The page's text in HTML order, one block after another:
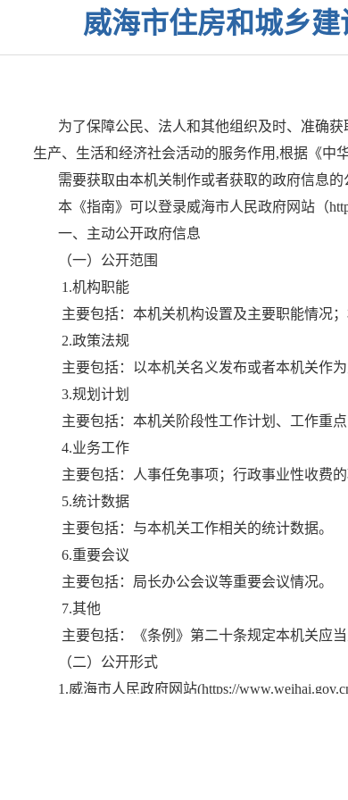
威海市住房和城乡
为了保障公民、法人和其他组织及时、准确获
生产、生活和经济社会活动的服务作用 ,根据《中
需要获取由本机关制作或者获取的政府信息
本《指南》可以登录威海市人民政府网站（
一、主动公开政府信息
（一）公开范围
1.机构职能
主要包括：本机关机构设置及主要职能情况
2.政策法规
主要包括：以本机关名义发布或者本机关作
3.规划计划
主要包括：本机关阶段性工作计划、工作重点
4.业务工作
主要包括：人事任免事项；行政事业性收费
5.统计数据
主要包括：与本机关工作相关的统计数据。
6.重要会议
主要包括：局长办公会议等重要会议情况。
7.其他
主要包括：《条例》第二十条规定本机关应
（二）公开形式
1.威海市人民政府网站(https://